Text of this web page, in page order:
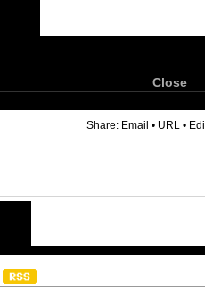
Close
Share: Email • URL •